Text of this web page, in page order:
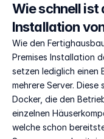
Wie schnell ist
Installation
Wie den
Premises Installation
setzen lediglich einen
mehrere Server.
Docker, die den
einzelnen
welche schon